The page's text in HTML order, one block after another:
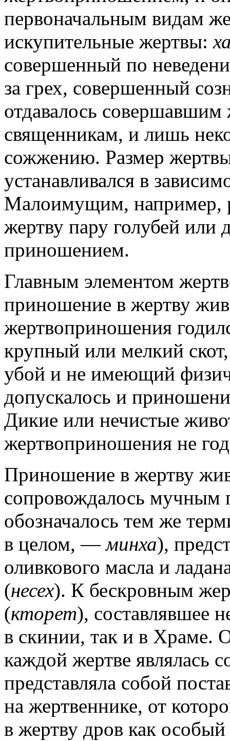
первоначальным видам
искупительные жертвы:
совершенный по
за грех, совершенный
отдавалось
священникам, и лишь
сожжению. Размер
устанавливался в
Малоимущим, например,
жертву пару голубей или
приношением.
Главным элементом
приношение в жертву
жертвоприношения
крупный или мелкий
убой и не имеющий
допускалось и
Дикие или нечистые
жертвоприношения не
Приношение в жертву
сопровождалось мучным
обозначалось тем же
в целом, —минха),
оливкового масла и
(несех). К бескровным
(кторет), составлявшее
в скинии, так и в Храме.
каждой жертве являлась
представляла собой
на жертвеннике, от
в жертву дров как